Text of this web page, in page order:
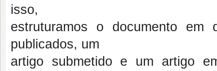
isso,
estruturamos o documento em
publicados, um
artigo submetido e um artigo